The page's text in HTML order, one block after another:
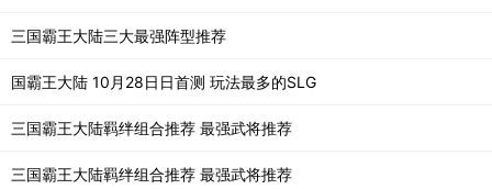
三国霸王大陆三大最强阵型推荐
国霸王大陆 10月28日日首测 玩法最多的SLG
三国霸王大陆羁绊组合推荐 最强武将推荐
三国霸王大陆羁绊组合推荐 最强武将推荐